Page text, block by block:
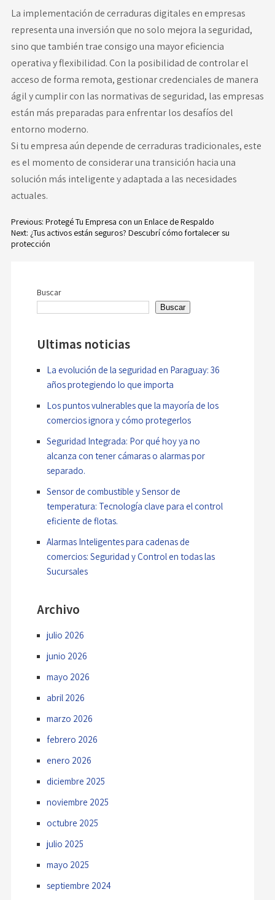
La implementación de cerraduras digitales en empresas
representa una inversión que no solo mejora la seguridad,
sino que también trae consigo una mayor eficiencia
operativa y flexibilidad. Con la posibilidad de controlar el
acceso de forma remota, gestionar credenciales de manera
ágil y cumplir con las normativas de seguridad, las empresas
están más preparadas para enfrentar los desafíos del
entorno moderno.
Si tu empresa aún depende de cerraduras tradicionales, este
es el momento de considerar una transición hacia una
solución más inteligente y adaptada a las necesidades
actuales.
Navegación
entradas
Previous: Protegé Tu Empresa con un Enlace de Respaldo
Next: ¿Tus activos están seguros? Descubrí cómo fortalecer su
protección
Buscar
Buscar
Ultimas noticias
La evolución de la seguridad en Paraguay: 36
años protegiendo lo que importa
Los puntos vulnerables que la mayoría de los
comercios ignora y cómo protegerlos
Seguridad Integrada: Por qué hoy ya no
alcanza con tener cámaras o alarmas por
separado.
Sensor de combustible y Sensor de
temperatura: Tecnología clave para el control
eficiente de flotas.
Alarmas Inteligentes para cadenas de
comercios: Seguridad y Control en todas las
Sucursales
Archivo
julio 2026
junio 2026
mayo 2026
abril 2026
marzo 2026
febrero 2026
enero 2026
diciembre 2025
noviembre 2025
octubre 2025
julio 2025
mayo 2025
septiembre 2024